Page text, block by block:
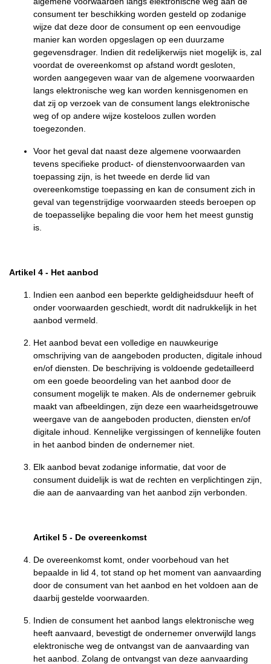
consument ter beschikking worden gesteld op zodanige
wijze dat deze door de consument op een eenvoudige
manier kan worden opgeslagen op een duurzame
gegevensdrager. Indien dit redelijkerwijs niet mogelijk is, zal
voordat de overeenkomst op afstand wordt gesloten,
worden aangegeven waar van de algemene voorwaarden
langs elektronische weg kan worden kennisgenomen en
dat zij op verzoek van de consument langs elektronische
weg of op andere wijze kosteloos zullen worden
toegezonden.
Voor het geval dat naast deze algemene voorwaarden
tevens specifieke product- of dienstenvoorwaarden van
toepassing zijn, is het tweede en derde lid van
overeenkomstige toepassing en kan de consument zich in
geval van tegenstrijdige voorwaarden steeds beroepen op
de toepasselijke bepaling die voor hem het meest gunstig
is.
Artikel 4 - Het aanbod
Indien een aanbod een beperkte geldigheidsduur heeft of
onder voorwaarden geschiedt, wordt dit nadrukkelijk in het
aanbod vermeld.
Het aanbod bevat een volledige en nauwkeurige
omschrijving van de aangeboden producten, digitale inhoud
en/of diensten. De beschrijving is voldoende gedetailleerd
om een goede beoordeling van het aanbod door de
consument mogelijk te maken. Als de ondernemer gebruik
maakt van afbeeldingen, zijn deze een waarheidsgetrouwe
weergave van de aangeboden producten, diensten en/of
digitale inhoud. Kennelijke vergissingen of kennelijke fouten
in het aanbod binden de ondernemer niet.
Elk aanbod bevat zodanige informatie, dat voor de
consument duidelijk is wat de rechten en verplichtingen zijn,
die aan de aanvaarding van het aanbod zijn verbonden.
Artikel 5 - De overeenkomst
De overeenkomst komt, onder voorbehoud van het
bepaalde in lid 4, tot stand op het moment van aanvaarding
door de consument van het aanbod en het voldoen aan de
daarbij gestelde voorwaarden.
Indien de consument het aanbod langs elektronische weg
heeft aanvaard, bevestigt de ondernemer onverwijld langs
elektronische weg de ontvangst van de aanvaarding van
het aanbod. Zolang de ontvangst van deze aanvaarding